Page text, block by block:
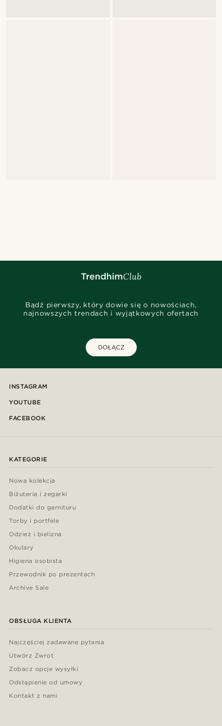
Bądź pierwszy, który dowie się o nowościach,
najnowszych trendach i wyjątkowych ofertach
DOŁĄCZ
INSTAGRAM
YOUTUBE
FACEBOOK
KATEGORIE
Nowa kolekcja
Biżuteria i zegarki
Dodatki do garnituru
Torby i portfele
Odzież i bielizna
Okulary
Higiena osobista
Przewodnik po prezentach
Archive Sale
OBSŁUGA KLIENTA
Najczęściej zadawane pytania
Utwórz Zwrot
Zobacz opcje wysyłki
Odstąpienie od umowy
Kontakt z nami